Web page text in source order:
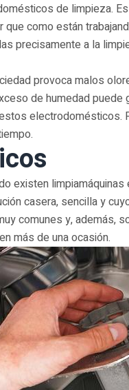
de limpieza.
que como están
precisamente a la
provoca malos
de humedad puede
electrodomésticos.
existen
casera, sencilla y
comunes y, además,
más de una ocasión.